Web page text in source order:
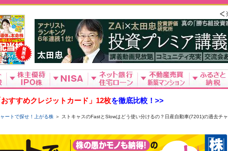
おすすめクレジットカード」12枚を徹底比較！>>
ートで探せ！上がる株 ＞ ストキャスのFastとSlowはどう使い分けるの？日産自動車(7201)の過去チャ